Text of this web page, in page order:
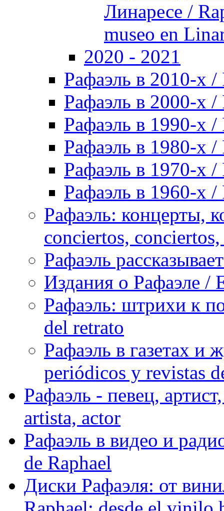
Линаресе /
museo en
2020 - 2021
Рафаэль в 2010-х /
Рафаэль в 2000-х /
Рафаэль в 1990-х /
Рафаэль в 1980-х /
Рафаэль в 1970-х /
Рафаэль в 1960-х /
Рафаэль: концерты,
conciertos,
Рафаэль
Издания о Рафаэле /
Рафаэль: штрихи к
del retrato
Рафаэль в газетах и
periódicos y revistas
Рафаэль - певец,
artista, actor
Рафаэль в видео и
de Raphael
Диски Рафаэля: от